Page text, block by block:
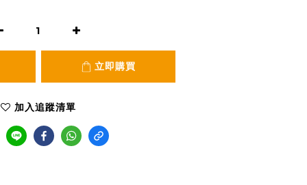
立即購買
加入追蹤清單